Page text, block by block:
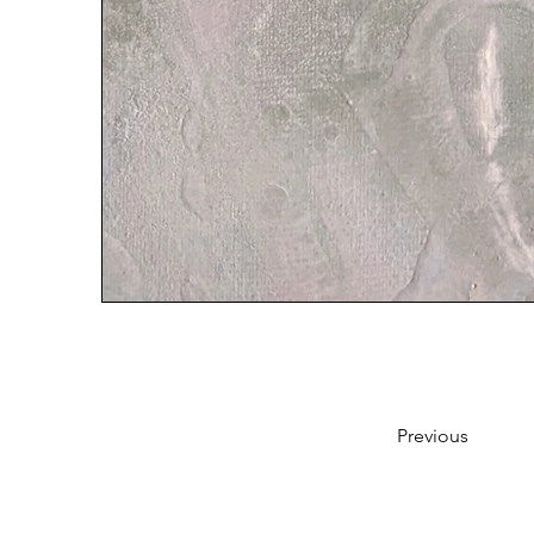
Previous